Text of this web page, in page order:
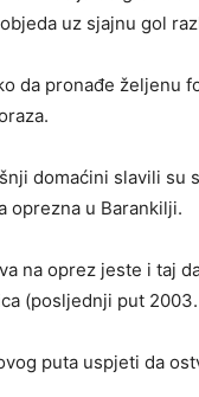
uz sjajnu gol
da pronađe željenu
domaćini slavili su
oprezna u Barankilji.
na oprez jeste i taj
(posljednji put
puta uspjeti da